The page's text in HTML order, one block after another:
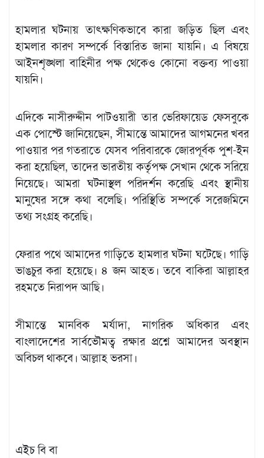
হামলার ঘটনায় তাৎক্ষণিকভাবে কারা জড়িত ছিল এবং
হামলার কারণ সম্পর্কে বিস্তারিত জানা যায়নি। এ বিষয়ে
আইনশৃঙ্খলা বাহিনীর পক্ষ থেকেও কোনো বক্তব্য পাওয়া
যায়নি।
এদিকে নাসীরুদ্দীন পাটওয়ারী তার ভেরিফায়েড ফেসবুকে
এক পোস্টে জানিয়েছেন, সীমান্তে আমাদের আগমনের খবর
পাওয়ার পর গতরাতে যেসব পরিবারকে জোরপূর্বক পুশ-ইন
করা হয়েছিল, তাদের ভারতীয় কর্তৃপক্ষ সেখান থেকে সরিয়ে
নিয়েছে। আমরা ঘটনাস্থল পরিদর্শন করেছি এবং স্থানীয়
মানুষের সঙ্গে কথা বলেছি। পরিস্থিতি সম্পর্কে সরেজমিনে
তথ্য সংগ্রহ করেছি।
ফেরার পথে আমাদের গাড়িতে হামলার ঘটনা ঘটেছে। গাড়ি
ভাঙচুর করা হয়েছে। ৪ জন আহত। তবে বাকিরা আল্লাহর
রহমতে নিরাপদ আছি।
সীমান্তে মানবিক মর্যাদা, নাগরিক অধিকার এবং
বাংলাদেশের সার্বভৌমত্ব রক্ষার প্রশ্নে আমাদের অবস্থান
অবিচল থাকবে। আল্লাহ ভরসা।
এইচ বি বা